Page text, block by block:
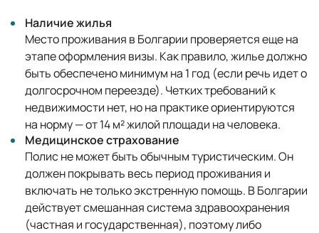
Наличие жилья
Место проживания в Болгарии проверяется еще на
этапе оформления визы. Как правило, жилье должно
быть обеспечено минимум на 1 год (если речь идет о
долгосрочном переезде). Четких требований к
недвижимости нет, но на практике ориентируются
на норму — от 14 м² жилой площади на человека.
Медицинское страхование
Полис не может быть обычным туристическим. Он
должен покрывать весь период проживания и
включать не только экстренную помощь. В Болгарии
действует смешанная система здравоохранения
(частная и государственная), поэтому либо